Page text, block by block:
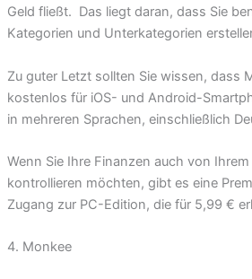
Geld fließt. Das liegt daran, dass Sie
Kategorien und Unterkategorien
Zu guter Letzt sollten Sie wissen, dass
kostenlos für iOS- und Android-
in mehreren Sprachen, einschließlich
Wenn Sie Ihre Finanzen auch von
kontrollieren möchten, gibt es eine
Zugang zur PC-Edition, die für 5,99 €
4. Monkee